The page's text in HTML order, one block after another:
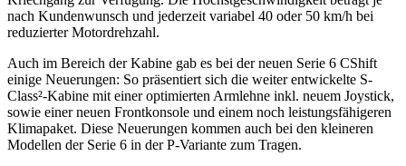
nach Kundenwunsch und jederzeit variabel 40 oder 50 km/h bei
reduzierter Motordrehzahl.
Auch im Bereich der Kabine gab es bei der neuen Serie 6 CShift
einige Neuerungen: So präsentiert sich die weiter entwickelte S-
Class²-Kabine mit einer optimierten Armlehne inkl. neuem Joystick,
sowie einer neuen Frontkonsole und einem noch leistungsfähigeren
Klimapaket. Diese Neuerungen kommen auch bei den kleineren
Modellen der Serie 6 in der P-Variante zum Tragen.